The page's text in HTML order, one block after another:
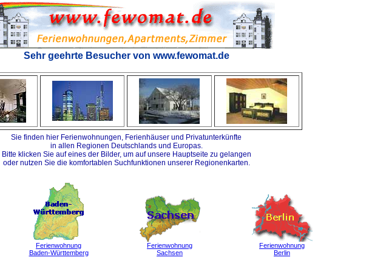
Sehr geehrte Besucher von www.fewomat.de
Sie finden hier Ferienwohnungen, Ferienhäuser und Privatunterkünfte
in allen Regionen Deutschlands und Europas.
Bitte klicken Sie auf eines der Bilder, um auf unsere Hauptseite zu gelangen
oder nutzen Sie die komfortablen Suchfunktionen unserer Regionenkarten.
Ferienwohnung
Baden-Württemberg
Ferienwohnung
Sachsen
Ferienwohnung
Berlin